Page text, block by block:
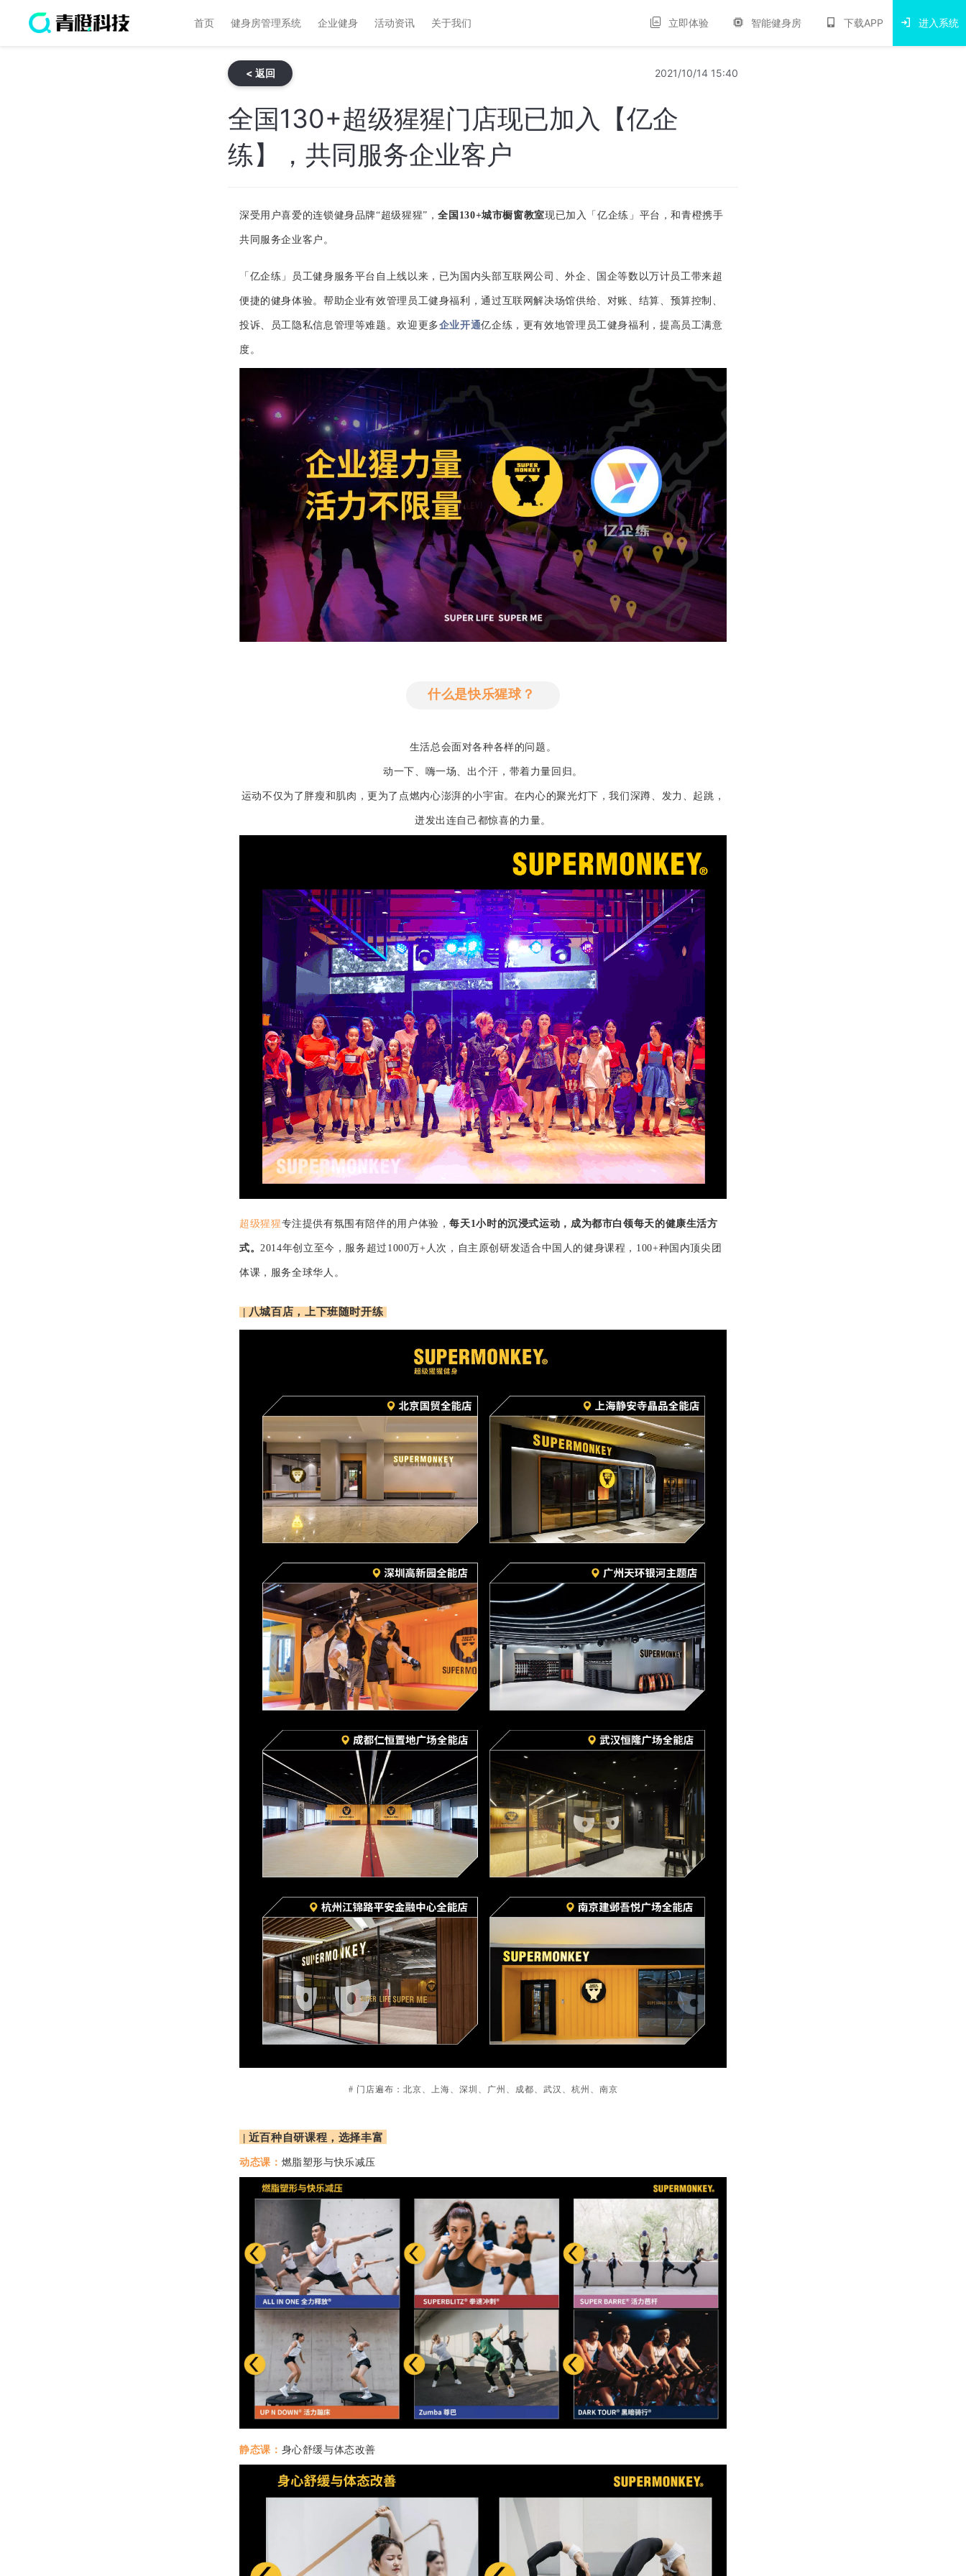
首页 健身房管理系统 企业健身 活动资讯 关于我们 立即体验 智能健身房 下载APP 进入系统
< 返回 2021/10/14 15:40
全国130+超级猩猩门店现已加入【亿企
练】，共同服务企业客户
深受用户喜爱的连锁健身品牌“超级猩猩”，全国130+城市橱窗教室现已加入「亿企练」平台，和青橙携手
共同服务企业客户。
「亿企练」员工健身服务平台自上线以来，已为国内头部互联网公司、外企、国企等数以万计员工带来超
便捷的健身体验。 帮助企业有效管理员工健身福利，通过互联网解决场馆供给、对账、结算、预算控制、
投诉、员工隐私信息管理等难题。欢迎更多企业开通亿企练，更有效地管理员工健身福利，提高员工满意
度。
什么是快乐猩球？
生活总会面对各种各样的问题。
动一下、嗨一场、出个汗，带着力量回归。
运动不仅为了胖瘦和肌肉，更为了点燃内心澎湃的小宇宙。在内心的聚光灯下，我们深蹲、发力、起跳，
迸发出连自己都惊喜的力量。
超级猩猩专注提供有氛围有陪伴的用户体验，每天1小时的沉浸式运动 ，成为都市白领每天的健康生活方
式。2014年创立至今，服务超过1000万+人次，自主原创研发适合中国人的健身课程，100+种国内顶尖团
体课，服务全球华人。
| 八城百店，上下班随时开练
# 门店遍布：北京、上海、深圳、广州、成都、武汉、杭州、南京
| 近百种自研课程，选择丰富
动态课： 燃脂塑形与快乐减压
静态课： 身心舒缓与体态改善